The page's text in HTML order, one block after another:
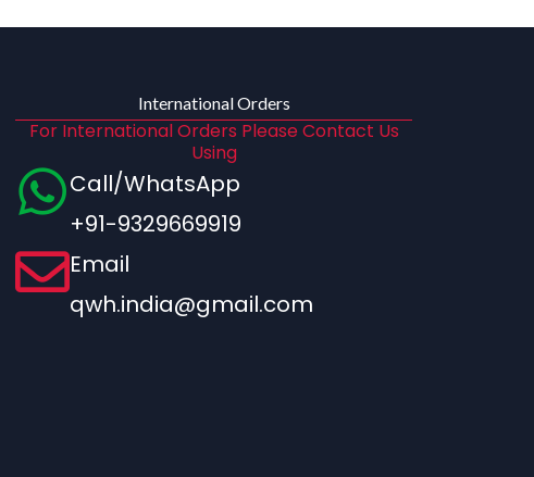
International Orders
For International Orders Please Contact Us
Using
Call/WhatsApp
+91-9329669919
Email
qwh.india@gmail.com